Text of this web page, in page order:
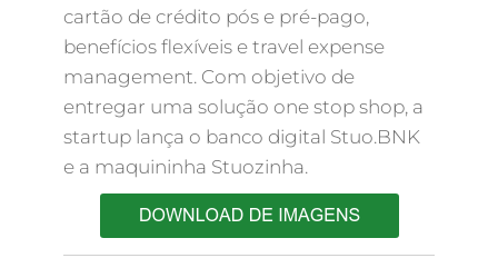
cartão de crédito pós e pré-pago,
benefícios flexíveis e travel expense
management. Com objetivo de
entregar uma solução one stop shop, a
startup lança o banco digital Stuo.BNK
e a maquininha Stuozinha.